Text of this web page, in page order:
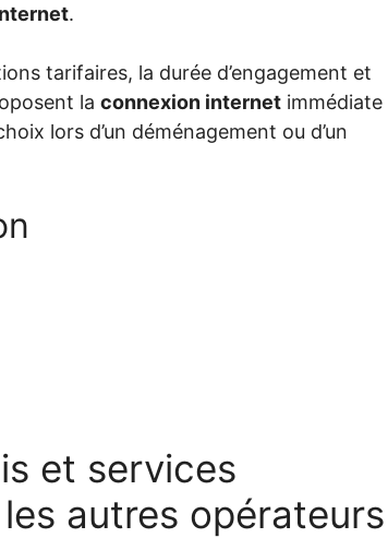
.
tarifaires, la durée d’engagement et
la connexion internet immédiate
lors d’un déménagement ou d’un
et services
autres opérateurs